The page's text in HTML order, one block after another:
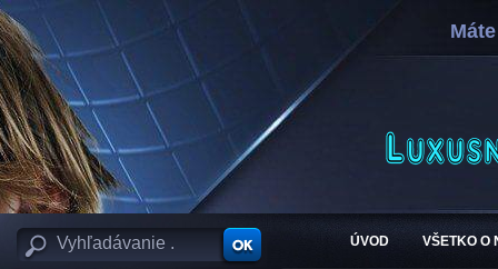
ÚVOD VŠETKO O